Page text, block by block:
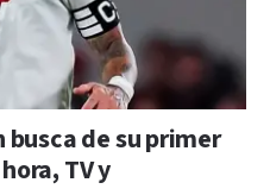
de su primer
TV y